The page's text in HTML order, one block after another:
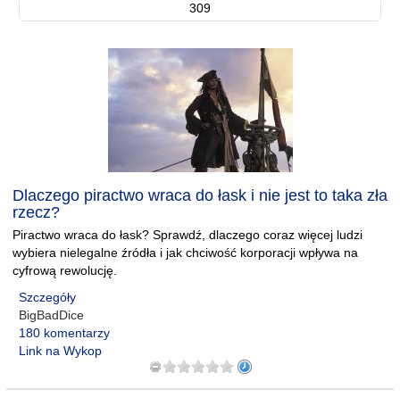
309
Dlaczego piractwo wraca do łask i nie jest to taka zła
rzecz?
Piractwo wraca do łask? Sprawdź, dlaczego coraz więcej ludzi
wybiera nielegalne źródła i jak chciwość korporacji wpływa na
cyfrową rewolucję.
Szczegóły
BigBadDice
180 komentarzy
Link na Wykop